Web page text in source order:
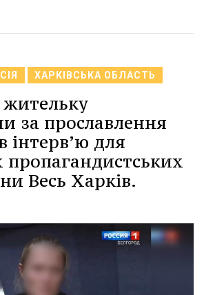
ХАРКІВСЬКА ОБЛАСТЬ
за прославлення
інтерв’ю для
пропагандистських
Весь Харків.